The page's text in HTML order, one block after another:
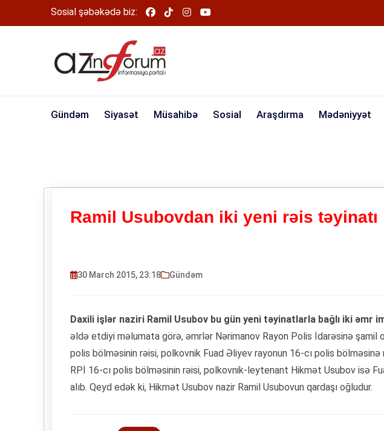
Sosial şəbəkədə biz:
Gündəm Siyasət Müsahibə Sosial Araşdırma Mədəniyyət
Ramil Usubovdan iki yeni rəis təyinatı
30 March 2015, 23:18 Gündəm
Daxili işlər naziri Ramil Usubov bu gün yeni təyinatlarla bağlı iki əmr
əldə etdiyi məlumata görə, əmrlər Nərimanov Rayon Polis İdarəsinə şamil
polis bölməsinin rəisi, polkovnik Fuad Əliyev rayonun 16-cı polis
RPİ 16-cı polis bölməsinin rəisi, polkovnik-leytenant Hikmət Usubov isə
alıb. Qeyd edək ki, Hikmət Usubov nazir Ramil Usubovun qardaşı oğludur.